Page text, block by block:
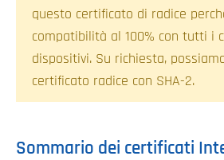
questo certificato di radice
compatibilità al 100% con tutti i
dispositivi. Su richiesta,
certificato radice con SHA-2.
Sommario dei certificati